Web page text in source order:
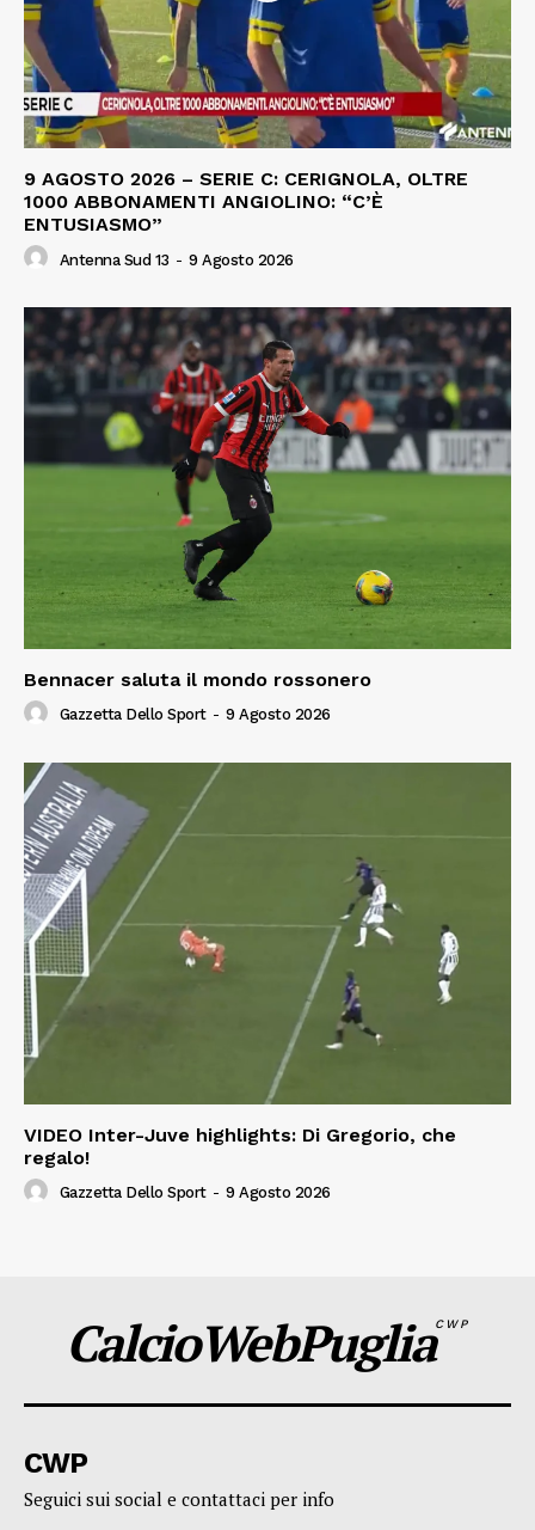
9 AGOSTO 2026 – SERIE C: CERIGNOLA, OLTRE
1000 ABBONAMENTI ANGIOLINO: “C’È
ENTUSIASMO”
Antenna Sud 13 - 9 Agosto 2026
Bennacer saluta il mondo rossonero
Gazzetta Dello Sport - 9 Agosto 2026
VIDEO Inter-Juve highlights: Di Gregorio, che
regalo!
Gazzetta Dello Sport - 9 Agosto 2026
CalcioWebPugliaCWP
CWP
Seguici sui social e contattaci per info